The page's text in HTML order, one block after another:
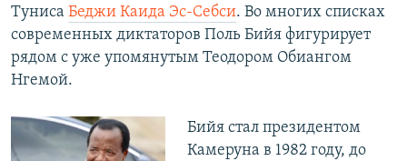
Туниса Беджи Каида Эс-Себси. Во многих списках
современных диктаторов Поль Бийя фигурирует
рядом с уже упомянутым Теодором Обиангом
Нгемой.
Бийя стал президентом
Камеруна в 1982 году, до